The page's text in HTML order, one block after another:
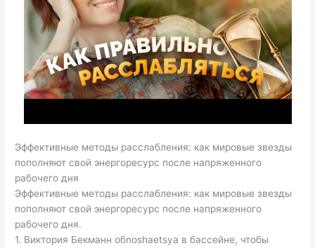
Эффективные методы расслабления: как мировые звезды
пополняют свой энергоресурс после напряженного
рабочего дня
Эффективные методы расслабления: как мировые звезды
пополняют свой энергоресурс после напряженного
рабочего дня.
1. Виктория Бекманн обnoshaetsya в бассейне, чтобы